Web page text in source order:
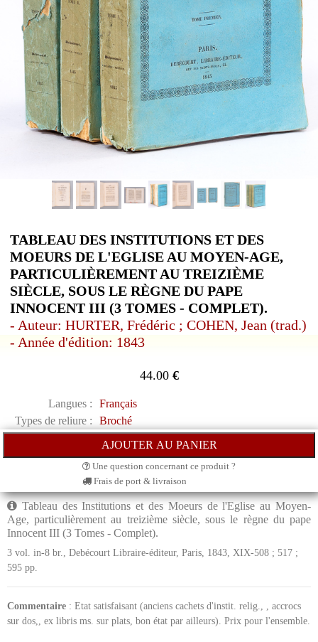
TABLEAU DES INSTITUTIONS ET DES
MOEURS DE L'EGLISE AU MOYEN-AGE,
PARTICULIÈREMENT AU TREIZIÈME
SIÈCLE, SOUS LE RÈGNE DU PAPE
INNOCENT III (3 TOMES - COMPLET).
- Auteur: HURTER, Frédéric ; COHEN, Jean (trad.)
- Année d'édition: 1843
44.00€
Langues :
Français
Types de reliure :
Broché
Une question concernant ce produit ?
Frais de port & livraison
Tableau des Institutions et des Moeurs de l'Eglise au Moyen-
Age, particulièrement au treizième siècle, sous le règne du pape
Innocent III (3 Tomes - Complet).
3 vol. in-8 br., Debécourt Libraire-éditeur, Paris, 1843, XIX-508 ; 517 ;
595 pp.
Commentaire : Etat satisfaisant (anciens cachets d'instit. relig., , accrocs
sur dos,, ex libris ms. sur plats, bon état par ailleurs). Prix pour l'ensemble.